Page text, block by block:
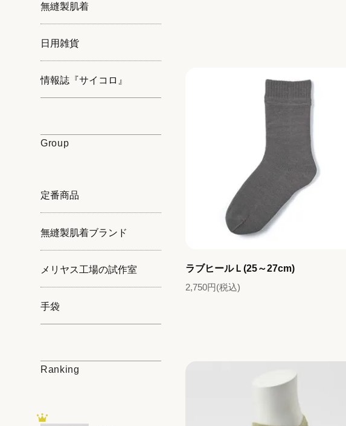
ラブヒールＬ(25～27cm)
2,750円(税込)
無縫製肌着
日用雑貨
情報誌『サイコロ』
Group
定番商品
無縫製肌着ブランド
メリヤス工場の試作室
手袋
Ranking